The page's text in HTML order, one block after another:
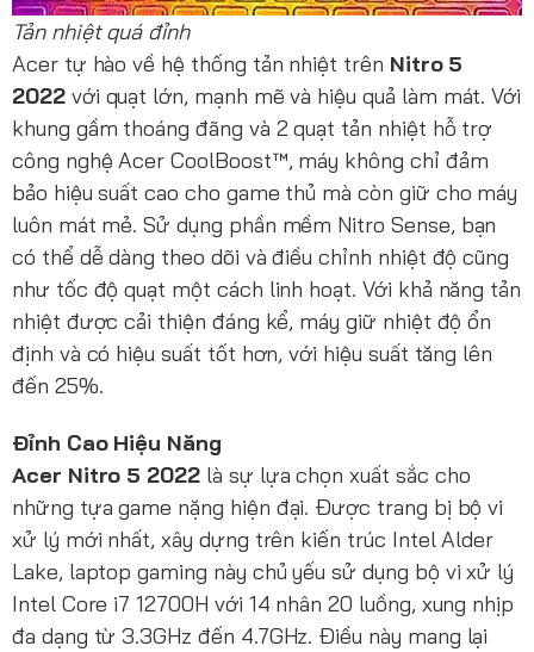
Tản nhiệt quá đỉnh
Acer tự hào về hệ thống tản nhiệt trên Nitro 5
2022với quạt lớn, mạnh mẽ và hiệu quả làm mát. Với
khung gầm thoáng đãng và 2 quạt tản nhiệt hỗ trợ
công nghệ Acer CoolBoost™, máy không chỉ đảm
bảo hiệu suất cao cho game thủ mà còn giữ cho máy
luôn mát mẻ. Sử dụng phần mềm Nitro Sense, bạn
có thể dễ dàng theo dõi và điều chỉnh nhiệt độ cũng
như tốc độ quạt một cách linh hoạt. Với khả năng tản
nhiệt được cải thiện đáng kể, máy giữ nhiệt độ ổn
định và có hiệu suất tốt hơn, với hiệu suất tăng lên
đến 25%.
Đỉnh Cao Hiệu Năng
Acer Nitro 5 2022 là sự lựa chọn xuất sắc cho
những tựa game nặng hiện đại. Được trang bị bộ vi
xử lý mới nhất, xây dựng trên kiến trúc Intel Alder
Lake, laptop gaming này chủ yếu sử dụng bộ vi xử lý
Intel Core i7 12700H với 14 nhân 20 luồng, xung nhịp
đa dạng từ 3.3GHz đến 4.7GHz. Điều này mang lại